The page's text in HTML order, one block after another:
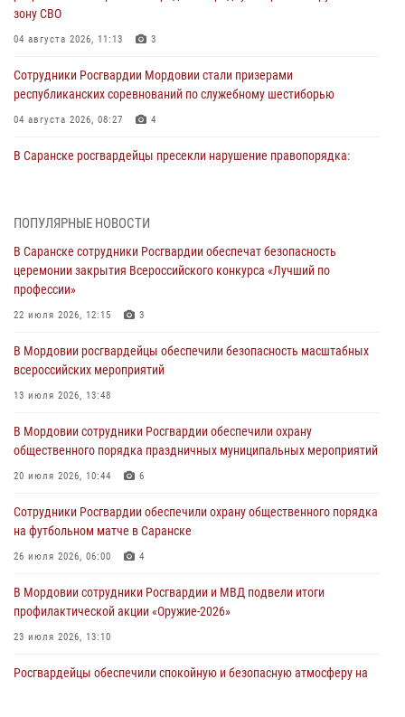
зону СВО
04 августа 2026, 11:13 3
Сотрудники Росгвардии Мордовии стали призерами
республиканских соревнований по служебному шестиборью
04 августа 2026, 08:27 4
В Саранске росгвардейцы пресекли нарушение правопорядка:
нанесение побоев
03 августа 2026, 08:58
Сотрудники Росгвардии обеспечили безопасность празднования 98-
03 августа 2026, 08:32
В Мордовии отметили День ВДВ: нарушений правопорядка не
03 августа 2026, 07:40
В Мордовии подведены итоги работы подразделений лицензионно-
02 августа 2026, 06:31
ПОПУЛЯРНЫЕ НОВОСТИ
В Саранске сотрудники Росгвардии обеспечат безопасность
церемонии закрытия Всероссийского конкурса «Лучший по
профессии»
22 июля 2026, 12:15 3
В Мордовии росгвардейцы обеспечили безопасность масштабных
всероссийских мероприятий
13 июля 2026, 13:48
В Мордовии сотрудники Росгвардии обеспечили охрану
общественного порядка праздничных муниципальных мероприятий
20 июля 2026, 10:44 6
Сотрудники Росгвардии обеспечили охрану общественного порядка
на футбольном матче в Саранске
26 июля 2026, 06:00 4
В Мордовии сотрудники Росгвардии и МВД подвели итоги
профилактической акции «Оружие‑2026»
23 июля 2026, 13:10
Росгвардейцы обеспечили спокойную и безопасную атмосферу на